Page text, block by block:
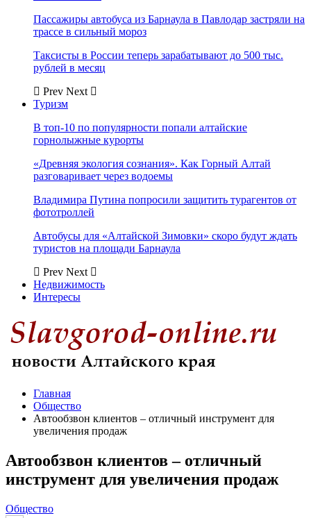
Пассажиры автобуса из Барнаула в Павлодар застряли на
трассе в сильный мороз
Таксисты в России теперь зарабатывают до 500 тыс.
рублей в месяц
Prev Next
Туризм
В топ-10 по популярности попали алтайские
горнолыжные курорты
«Древняя экология сознания». Как Горный Алтай
разговаривает через водоемы
Владимира Путина попросили защитить турагентов от
фототроллей
Автобусы для «Алтайской Зимовки» скоро будут ждать
туристов на площади Барнаула
Prev Next
Недвижимость
Интересы
Главная
Общество
Автообзвон клиентов – отличный инструмент для
увеличения продаж
Автообзвон клиентов – отличный
инструмент для увеличения продаж
Общество